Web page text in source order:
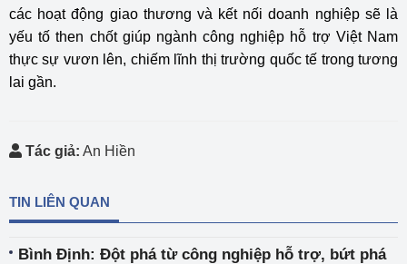
các hoạt động giao thương và kết nối doanh nghiệp sẽ là
yếu tố then chốt giúp ngành công nghiệp hỗ trợ Việt Nam
thực sự vươn lên, chiếm lĩnh thị trường quốc tế trong tương
lai gần.
Tác giả: An Hiền
TIN LIÊN QUAN
Bình Định: Đột phá từ công nghiệp hỗ trợ, bứt phá